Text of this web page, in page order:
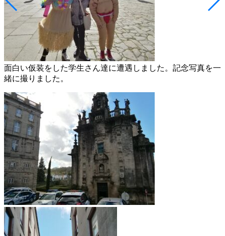
面白い仮装をした学生さん達に遭遇しました。記念写真を一
緒に撮りました。